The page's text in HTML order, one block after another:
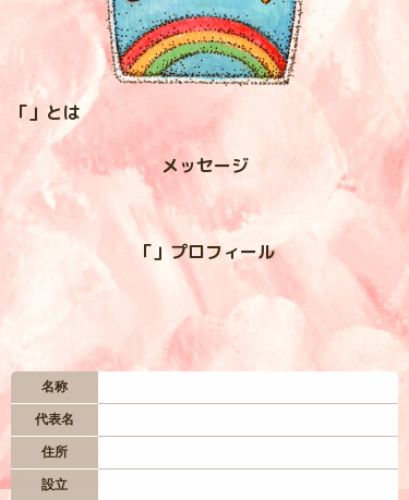
入居お申込み
お問い合わせ
— 居住地区 —
四つ葉村
虹の谷
星空台
妖精の森
「」とは
メッセージ
「」プロフィール
名称
代表名
住所
設立